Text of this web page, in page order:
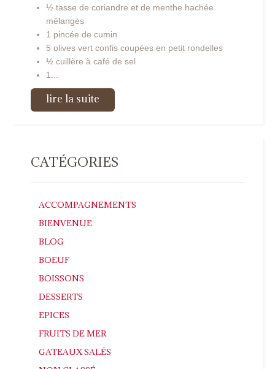
½ tasse de coriandre et de menthe hachée
mélangés
1 pincée de cumin
5 olives vert confis coupées en petit rondelles
½ cuillère à café de sel
1...
lire la suite
CATÉGORIES
ACCOMPAGNEMENTS
BIENVENUE
BLOG
BOEUF
BOISSONS
DESSERTS
EPICES
FRUITS DE MER
GATEAUX SALÉS